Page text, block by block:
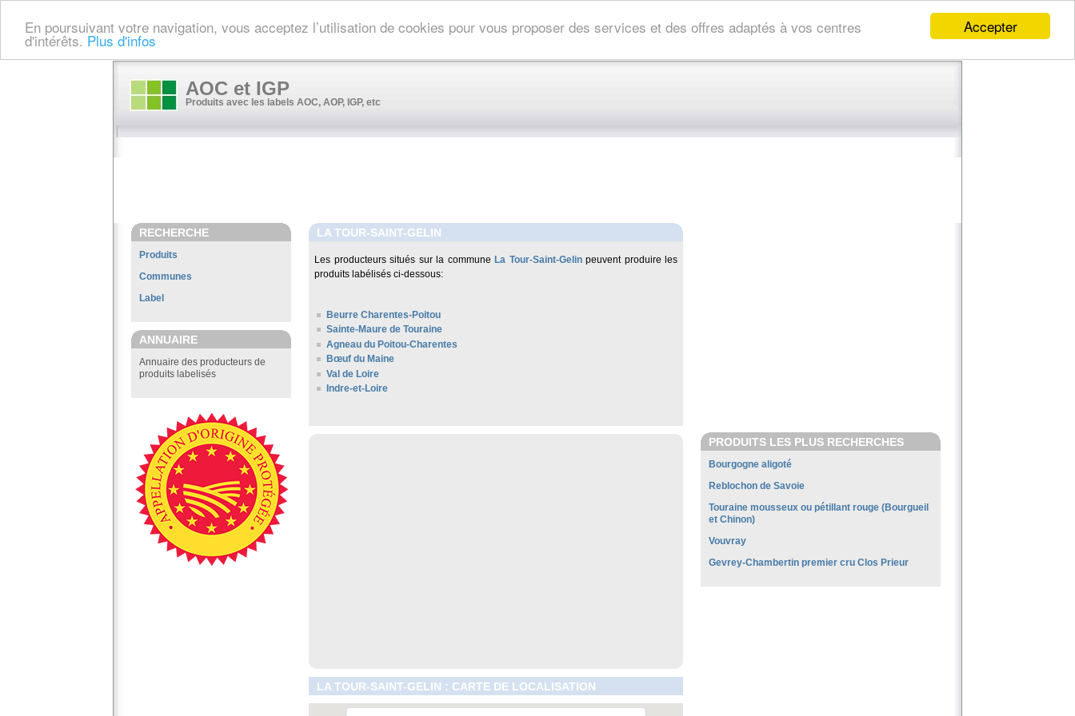
Accepter
En poursuivant votre navigation, vous acceptez l’utilisation de cookies pour vous proposer des services et des offres adaptés à vos centres
d'intérêts. Plus d'infos
AOC et IGP
Produits avec les labels AOC, AOP, IGP, etc
RECHERCHE
Produits
Communes
Label
ANNUAIRE
Annuaire des producteurs de
produits labelisés
LA TOUR-SAINT-GELIN
Les producteurs situés sur la commune La Tour-Saint-Gelinpeuvent produire les
produits labélisés ci-dessous:
Beurre Charentes-Poitou
Sainte-Maure de Touraine
Agneau du Poitou-Charentes
Bœuf du Maine
Val de Loire
Indre-et-Loire
LA TOUR-SAINT-GELIN : CARTE DE LOCALISATION
PRODUITS LES PLUS RECHERCHES
Bourgogne aligoté
Reblochon de Savoie
Touraine mousseux ou pétillant rouge (Bourgueil
et Chinon)
Vouvray
Gevrey-Chambertin premier cru Clos Prieur